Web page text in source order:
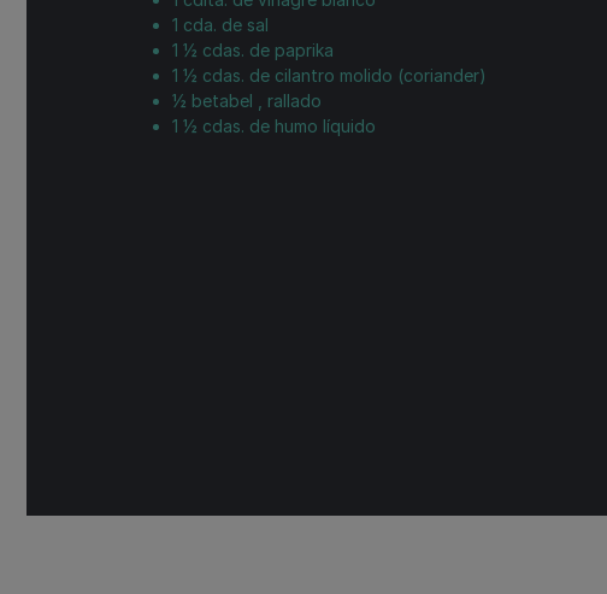
1 cda. de sal
1 ½ cdas. de paprika
1 ½ cdas. de cilantro molido (coriander)
½ betabel
, rallado
1 ½ cdas. de humo líquido